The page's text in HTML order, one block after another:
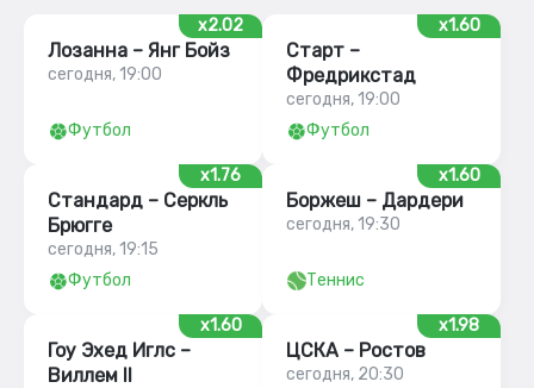
x2.02
Лозанна – Янг Бойз
сегодня, 19:00
Футбол
x1.60
Старт –
Фредрикстад
сегодня, 19:00
Футбол
x1.76
Стандард – Серкль
Брюгге
сегодня, 19:15
Футбол
x1.60
Боржеш – Дардери
сегодня, 19:30
Теннис
x1.60
Гоу Эхед Иглс –
Виллем II
x1.98
ЦСКА – Ростов
сегодня, 20:30